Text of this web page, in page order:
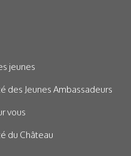
jeunes
des Jeunes Ambassadeurs
vous
du Château